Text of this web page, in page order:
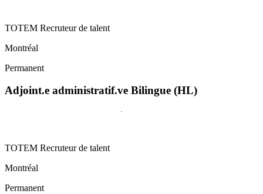
TOTEM Recruteur de talent
Montréal
Permanent
Adjoint.e administratif.ve Bilingue (HL)
TOTEM Recruteur de talent
Montréal
Permanent